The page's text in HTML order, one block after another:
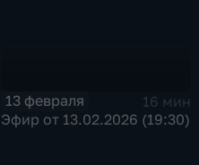
13 февраля
16 мин
Эфир от 13.02.2026 (19:30)